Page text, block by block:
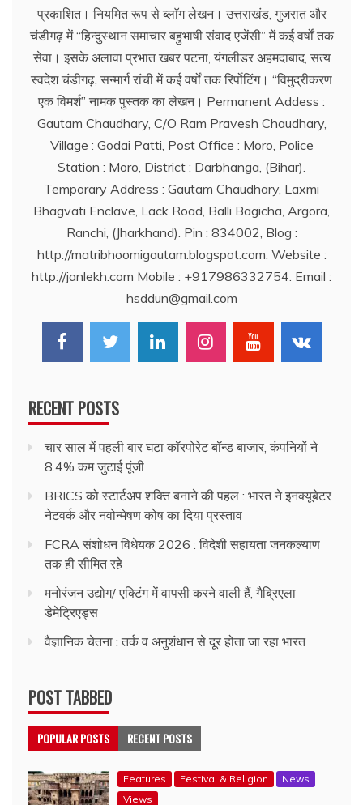
प्रकाशित। नियमित रूप से ब्लाॅग लेखन। उत्तराखंड, गुजरात और
चंडीगढ़ में ‘‘हिन्दुस्थान समाचार बहुभाषी संवाद एजेंसी’’ में कई वर्षों तक
सेवा। इसके अलावा प्रभात खबर पटना, यंगलीडर अहमदाबाद, सत्य
स्वदेश चंडीगढ़, सन्मार्ग रांची में कई वर्षों तक रिर्पोटिंग। ‘‘विमुद्रीकरण
एक विमर्श’’ नामक पुस्तक का लेखन। Permanent Addess :
Gautam Chaudhary, C/O Ram Pravesh Chaudhary,
Village : Godai Patti, Post Office : Moro, Police
Station : Moro, District : Darbhanga, (Bihar).
Temporary Address : Gautam Chaudhary, Laxmi
Bhagvati Enclave, Lack Road, Balli Bagicha, Argora,
Ranchi, (Jharkhand). Pin : 834002, Blog :
http://matribhoomigautam.blogspot.com. Website :
http://janlekh.com Mobile : +917986332754. Email :
hsddun@gmail.com
RECENT POSTS
चार साल में पहली बार घटा कॉरपोरेट बॉन्ड बाजार, कंपनियों ने
8.4% कम जुटाई पूंजी
BRICS को स्टार्टअप शक्ति बनाने की पहल : भारत ने इनक्यूबेटर
नेटवर्क और नवोन्मेषण कोष का दिया प्रस्ताव
FCRA संशोधन विधेयक 2026 : विदेशी सहायता जनकल्याण
तक ही सीमित रहे
मनोरंजन उद्योग/ एक्टिंग में वापसी करने वाली हैं, गैब्रिएला
डेमेट्रिएड्स
वैज्ञानिक चेतना : तर्क व अनुशंधान से दूर होता जा रहा भारत
POST TABBED
POPULAR POSTS RECENT POSTS
Features Festival & Religion
News
Views